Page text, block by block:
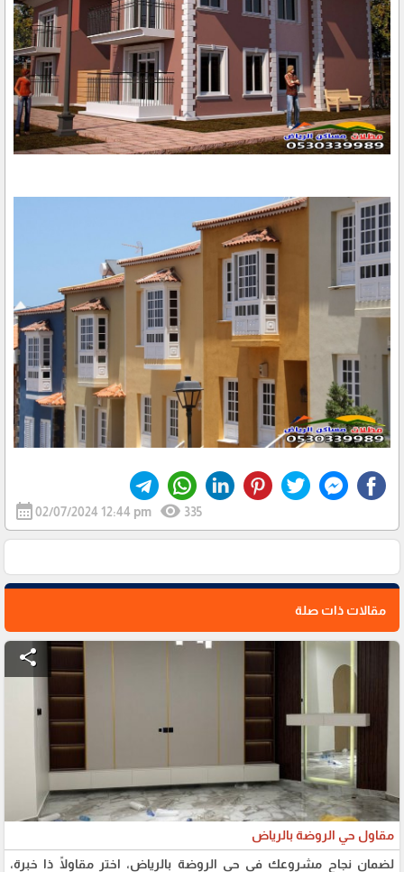
calendar_month02/07/2024 12:44 pm visibility 335
مقالات ذات صلة
share
مقاول حي الروضة بالرياض
لضمان نجاح مشروعك في حي الروضة بالرياض، اختر مقاولًا ذا خبرة،